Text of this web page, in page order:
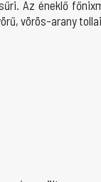
Az éneklő
vörös-arany